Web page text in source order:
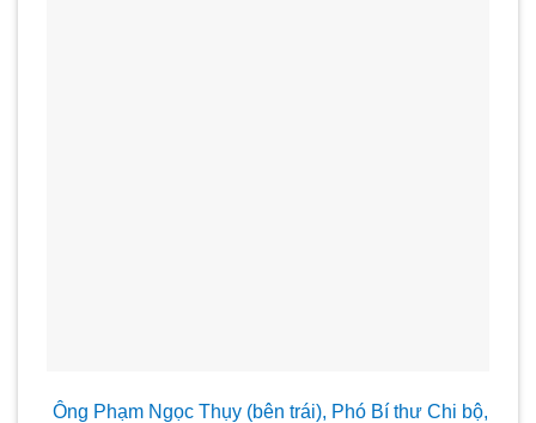
Ông Phạm Ngọc Thụy (bên trái), Phó Bí thư Chi bộ,